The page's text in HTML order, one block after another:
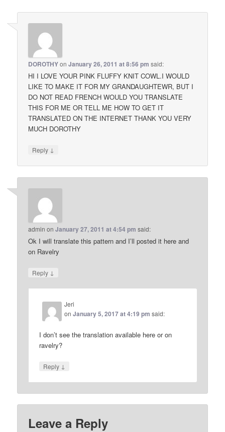
DOROTHYonJanuary 26, 2011 at 8:56 pm said:
HI I LOVE YOUR PINK FLUFFY KNIT COWL.I WOULD
LIKE TO MAKE IT FOR MY GRANDAUGHTEWR, BUT I
DO NOT READ FRENCH WOULD YOU TRANSLATE
THIS FOR ME OR TELL ME HOW TO GET IT
TRANSLATED ON THE INTERNET THANK YOU VERY
MUCH DOROTHY
Reply ↓
admin onJanuary 27, 2011 at 4:54 pm said:
Ok I will translate this pattern and I’ll posted it here and
on Ravelry
Reply ↓
Jeri
onJanuary 5, 2017 at 4:19 pm said:
I don’t see the translation available here or on
ravelry?
Reply ↓
Leave a Reply